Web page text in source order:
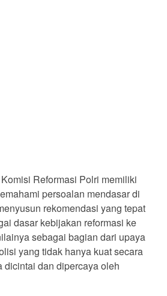
Reformasi Polri memiliki
persoalan mendasar di
rekomendasi yang tepat
dasar kebijakan reformasi ke
sebagai bagian dari upaya
yang tidak hanya kuat secara
dicintai dan dipercaya oleh